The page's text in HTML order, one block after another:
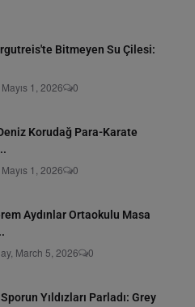
Bitmeyen Su Çilesi:
1, 2026 0
Korudağ Para-Karate
1, 2026 0
Aydınlar Ortaokulu Masa
March 5, 2026 0
Yıldızları Parladı: Grey